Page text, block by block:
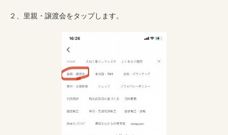
２、里親・譲渡会をタップします。